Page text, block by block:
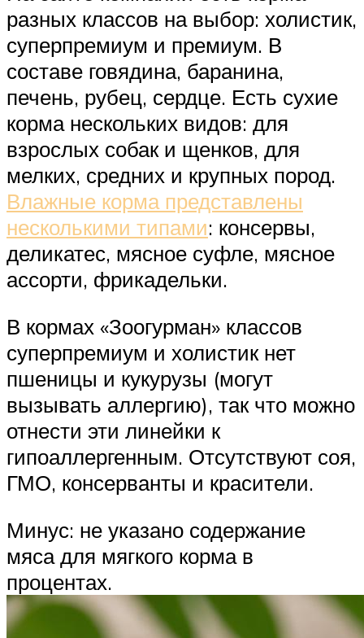
разных классов на выбор: холистик,
суперпремиум и премиум. В
составе говядина, баранина,
печень, рубец, сердце. Есть сухие
корма нескольких видов: для
взрослых собак и щенков, для
мелких, средних и крупных пород.
Влажные корма представлены
несколькими типами: консервы,
деликатес, мясное суфле, мясное
ассорти, фрикадельки.
В кормах «Зоогурман» классов
суперпремиум и холистик нет
пшеницы и кукурузы (могут
вызывать аллергию), так что можно
отнести эти линейки к
гипоаллергенным. Отсутствуют соя,
ГМО, консерванты и красители.
Минус: не указано содержание
мяса для мягкого корма в
процентах.